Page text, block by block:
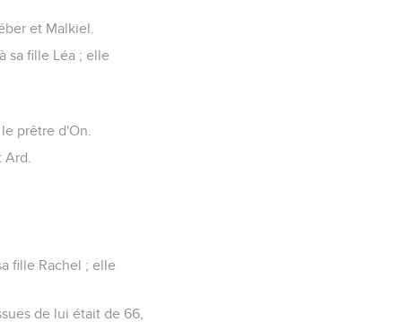
et Malkiel.
sa fille Léa ; elle
prêtre d'On.
fille Rachel ; elle
de lui était de 66,